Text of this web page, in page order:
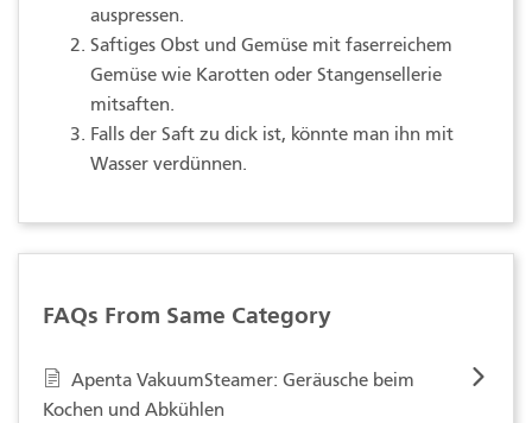
auspressen.
Saftiges Obst und Gemüse mit faserreichem
Gemüse wie Karotten oder Stangensellerie
mitsaften.
Falls der Saft zu dick ist, könnte man ihn mit
Wasser verdünnen.
FAQs From Same Category
Apenta VakuumSteamer: Geräusche beim
Kochen und Abkühlen